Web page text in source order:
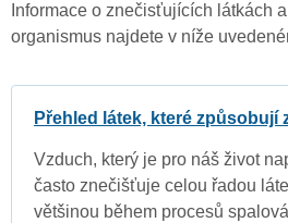
Informace o znečisťujících látkách
organismus najdete v níže
Přehled látek, které způsobují
Vzduch, který je pro náš život
často znečišťuje celou řadou
většinou během procesů